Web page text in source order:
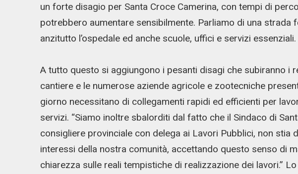
un forte disagio per Santa Croce Camerina, con tempi di
potrebbero aumentare sensibilmente. Parliamo di una strada
anzitutto l’ospedale ed anche scuole, uffici e servizi essenziali.
A tutto questo si aggiungono i pesanti disagi che subiranno i
cantiere e le numerose aziende agricole e zootecniche
giorno necessitano di collegamenti rapidi ed efficienti per
servizi. “Siamo inoltre sbalorditi dal fatto che il Sindaco di
consigliere provinciale con delega ai Lavori Pubblici, non
interessi della nostra comunità, accettando questo senso di
chiarezza sulle reali tempistiche di realizzazione dei lavori.”